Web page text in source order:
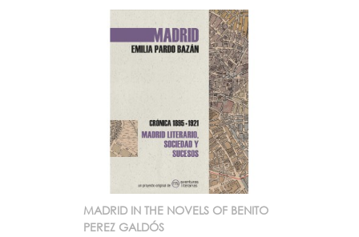
MADRID IN THE NOVELS OF BENITO
PEREZ GALDÓS